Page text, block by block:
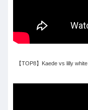
【TOP8】Kaede vs lilly white